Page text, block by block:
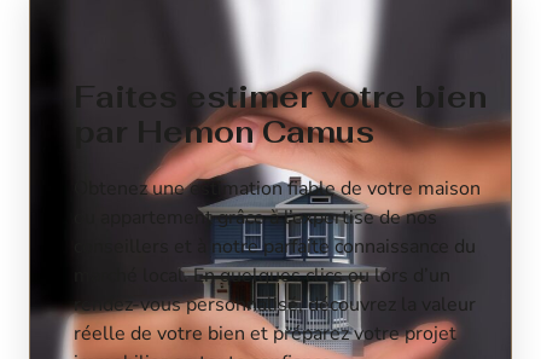
Faites estimer votre bien
par Hemon Camus
Obtenez une estimation fiable de votre maison
ou appartement grâce à l’expertise de nos
conseillers et à notre parfaite connaissance du
marché local. En quelques clics ou lors d’un
rendez-vous personnalisé, découvrez la valeur
réelle de votre bien et préparez votre projet